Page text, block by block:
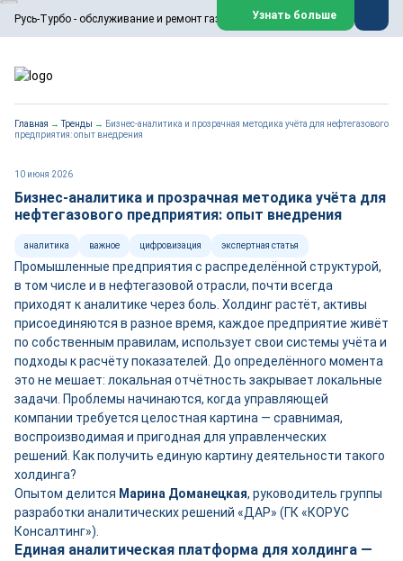
Русь-Турбо - обслуживание и ремонт газовых паровых турбин
ООО «Русь-Турбо» занимается сервисом газовых и паровых
турбин, комплексным ремонтом, восстановлением,
техническим обслуживанием оборудования ТЭС,
работают на нефтегазовых, нефтехимических,
металлургических и других предприятиях.
Реклама. ООО «Русь-Турбо», ИНН 7802588950
erid: F7NfYUJCUneVdwPs4znf
Узнать больше
Главная →Тренды → Бизнес-аналитика и прозрачная методика учёта для нефтегазового
предприятия: опыт внедрения
10 июня 2026
Бизнес-аналитика и прозрачная методика учёта для
нефтегазового предприятия: опыт внедрения
аналитика важное цифровизация экспертная статья
Промышленные предприятия с распределённой структурой,
в том числе и в нефтегазовой отрасли, почти всегда
приходят к аналитике через боль. Холдинг растёт, активы
присоединяются в разное время, каждое предприятие живёт
по собственным правилам, использует свои системы учёта и
подходы к расчёту показателей. До определённого момента
это не мешает: локальная отчётность закрывает локальные
задачи. Проблемы начинаются, когда управляющей
компании требуется целостная картина — сравнимая,
воспроизводимая и пригодная для управленческих
решений. Как получить единую картину деятельности такого
холдинга?
Опытом делится Марина Доманецкая, руководитель группы
разработки аналитических решений «ДАР» (ГК «КОРУС
Консалтинг»).
Единая аналитическая платформа для холдинга —